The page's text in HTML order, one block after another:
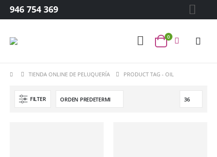
946 754 369
0
TIENDA ONLINE DE PELUQUERÍA PRODUCT TAG -OIL
FILTER